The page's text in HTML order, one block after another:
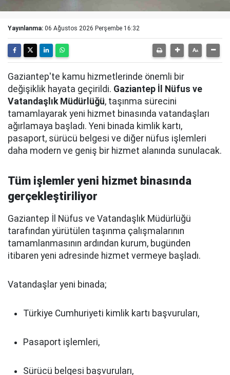
Yayınlanma: 06 Ağustos 2026 Perşembe 16:32
Gaziantep'te kamu hizmetlerinde önemli bir
değişiklik hayata geçirildi. Gaziantep İl Nüfus ve
Vatandaşlık Müdürlüğü, taşınma sürecini
tamamlayarak yeni hizmet binasında vatandaşları
ağırlamaya başladı. Yeni binada kimlik kartı,
pasaport, sürücü belgesi ve diğer nüfus işlemleri
daha modern ve geniş bir hizmet alanında sunulacak.
Tüm işlemler yeni hizmet binasında
gerçekleştiriliyor
Gaziantep İl Nüfus ve Vatandaşlık Müdürlüğü
tarafından yürütülen taşınma çalışmalarının
tamamlanmasının ardından kurum, bugünden
itibaren yeni adresinde hizmet vermeye başladı.
Vatandaşlar yeni binada;
Türkiye Cumhuriyeti kimlik kartı başvuruları,
Pasaport işlemleri,
Sürücü belgesi başvuruları,